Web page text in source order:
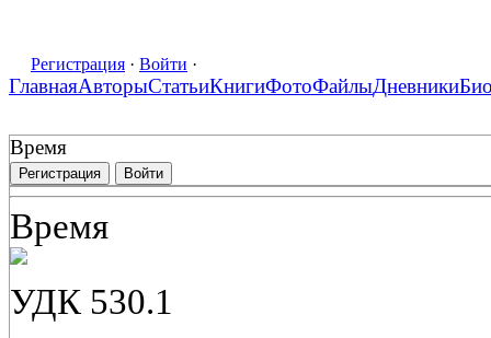
Регистрация · Войти ·
ГлавнаяАвторыСтатьиКнигиФотоФайлыДневники
Время
Регистрация Войти
Время
УДК 530.1